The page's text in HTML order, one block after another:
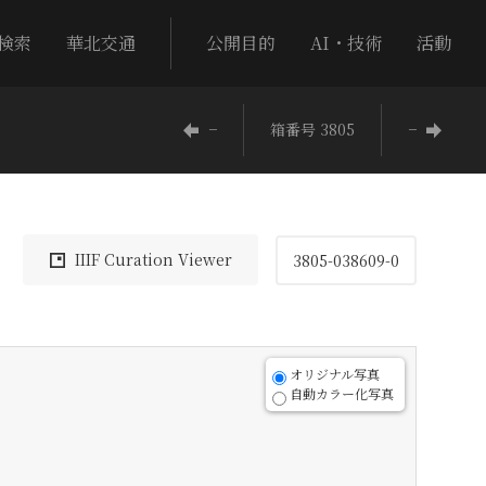
索 華北交通 公開目的 AI・技術 活動
− 箱番号 3805 −
IIIF Curation Viewer 3805-038609-0
オリジナル写真
自動カラー化写真